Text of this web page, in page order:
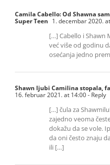
Camila Cabello: Od Shawna
Super Teen 1. decembar 2020.
[…] Cabello i Shawn
već više od godinu
osećanja jedno
Shawn ljubi Camilina stopala,
16. februar 2021. at 14:00- Reply
[…] čula za
zajedno veoma
dokažu da se vole.
da oni često znaju
ili […]